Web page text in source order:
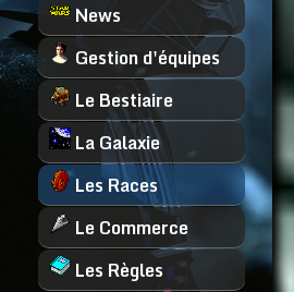
News
Gestion d'équipes
Le Bestiaire
La Galaxie
Les Races
Le Commerce
Les Règles